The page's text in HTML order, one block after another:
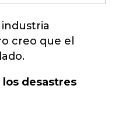
creo que el
desastres